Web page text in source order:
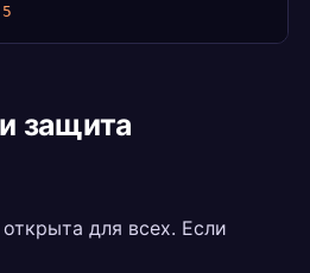
защита
для всех. Если